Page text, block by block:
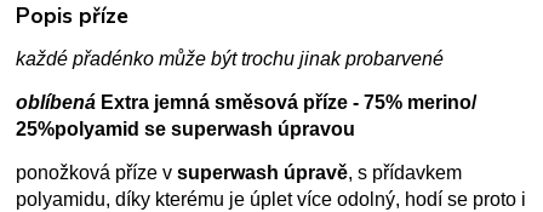
Popis příze
každé přadénko může být trochu jinak probarvené
oblíbená Extra jemná směsová příze - 75% merino/
25%polyamid se superwash úpravou
ponožková příze vsuperwash úpravě, s přídavkem
polyamidu, díky kterému je úplet více odolný, hodí se proto i